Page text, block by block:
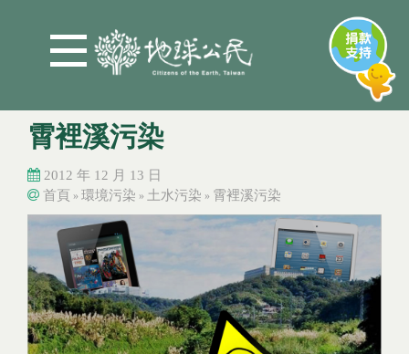
霄裡溪污染
2012 年 12 月 13 日
您在這裡
首頁 » 環境污染 » 土水污染 » 霄裡溪污染
您在這裡